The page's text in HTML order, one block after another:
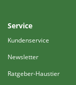
Service
Kundenservice
Newsletter
Ratgeber-Haustier